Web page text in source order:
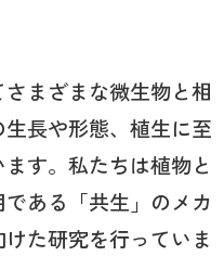
まざまな微生物と相
長や形態、植生に至
す。私たちは植物と
ある「共生」のメカ
た研究を行っていま